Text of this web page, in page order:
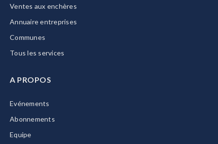
Ventes aux enchères
Annuaire entreprises
Communes
Tous les services
A PROPOS
Evénements
Abonnements
Equipe